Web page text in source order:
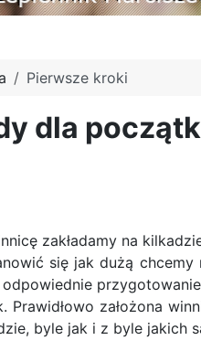
Pierwsze kroki
dla
zakładamy na
się jak dużą
odpowiednie
założona
byle jak i z byle jakich